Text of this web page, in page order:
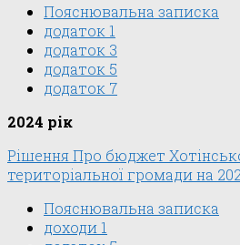
Пояснювальна записка
додаток 1
додаток 3
додаток 5
додаток 7
2024 рік
Рішення Про бюджет
територіальної громади на
Пояснювальна записка
доходи 1